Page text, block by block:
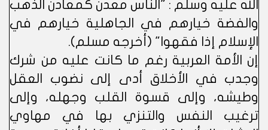
الله عليه وسلم : "الناس معدن كمعادن الذهب
والفضة خيارهم في الجاهلية خيارهم في
الإسلام إذا فقهوا" (أخرجه مسلم).
إن الأمة العربية رغم ما كانت عليه من شرك
وجدب في الأخلاق أدى إلى نضوب العقل
وطيشه، وإلى قسوة القلب وجهله، وإلى
ترغيب النفس والتنزي بها في مهاوي